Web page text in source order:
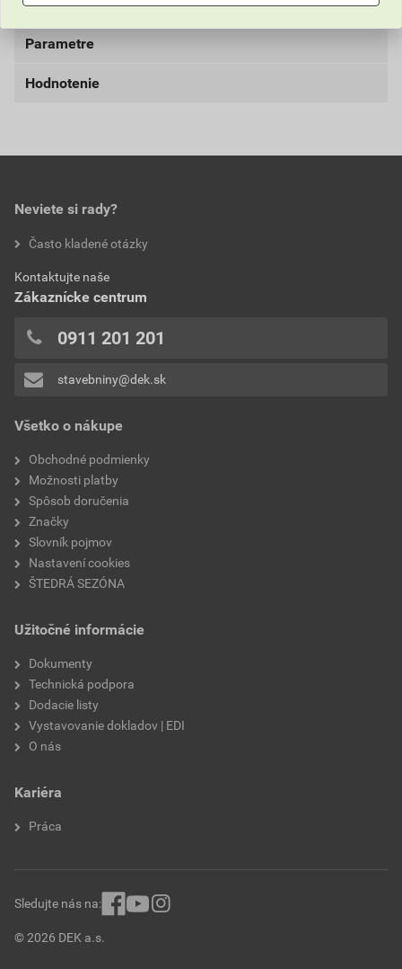
Parametre
farba
šírka
Hodnotenie
0,0
hodnotilo 0 užívateľov
Pridávať hodnotenie môže iba prihlásený užívateľ.
Všetko o nákupe
Obchodné podmienky
Možnosti platby
Spôsob doručenia
Značky
Slovník pojmov
Nastavení cookies
ŠTEDRÁ SEZÓNA
Užitočné informácie
Dokumenty
Technická podpora
Dodacie listy
Vystavovanie dokladov | EDI
O nás
Kariéra
Práca
Neviete si rady?
Často kladené otázky
Kontaktujte naše
Zákaznícke centrum
0911 201 201
stavebniny@dek.sk
© 2026 DEK a.s.
Sledujte nás na: